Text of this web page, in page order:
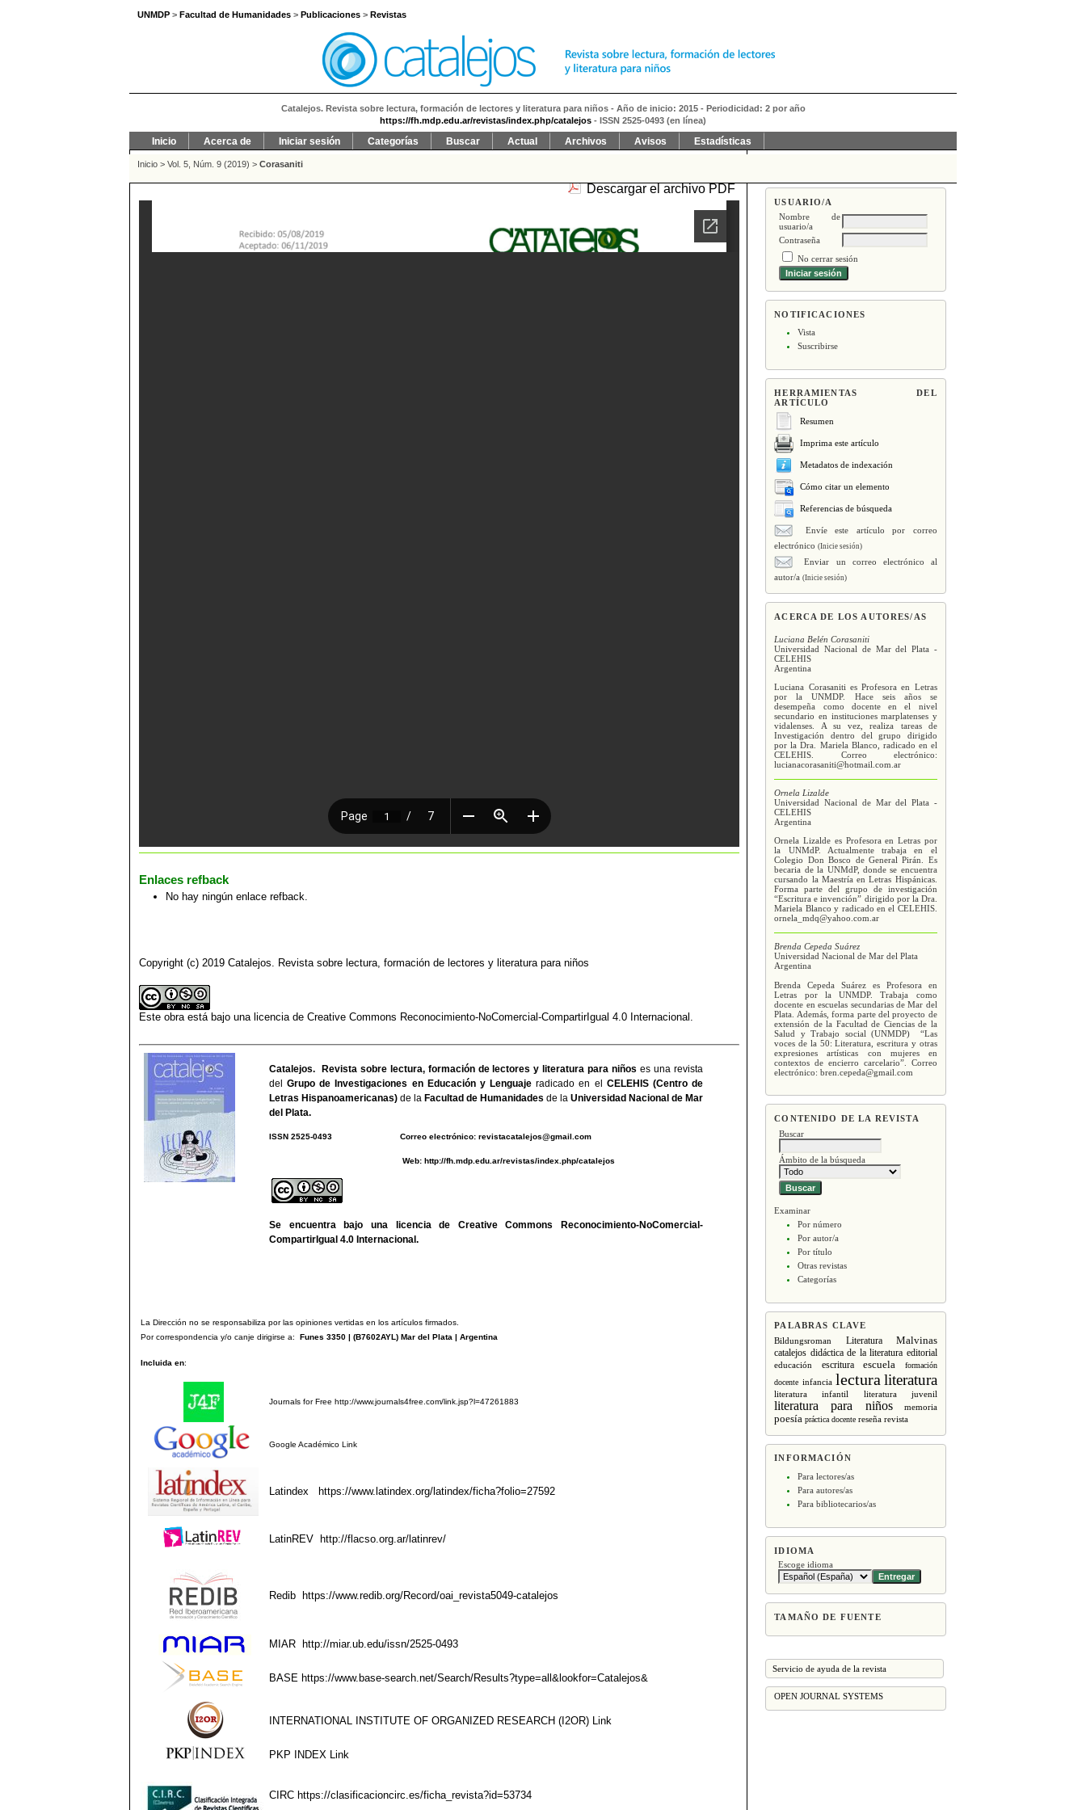
UNMDP > Facultad de Humanidades > Publicaciones > Revistas
Catalejos. Revista sobre lectura, formación de lectores y literatura para niños - Año de inicio: 2015 - Periodicidad: 2 por año
https://fh.mdp.edu.ar/revistas/index.php/catalejos - ISSN 2525-0493 (en línea)
USUARIO/A
Nombre de
usuario/a
Contraseña
No cerrar sesión
NOTIFICACIONES
Vista
Suscribirse
HERRAMIENTAS DEL
ARTÍCULO
Resumen
Imprima este artículo
Metadatos de indexación
Cómo citar un elemento
Referencias de búsqueda
Envíe este artículo por correo
electrónico(Inicie sesión)
Enviar un correo electrónico al
autor/a(Inicie sesión)
ACERCA DE LOS AUTORES/AS
Luciana Belén Corasaniti
Universidad Nacional de Mar del Plata -
CELEHIS
Argentina
Luciana Corasaniti es Profesora en Letras
por la UNMDP. Hace seis años se
desempeña como docente en el nivel
secundario en instituciones marplatenses y
vidalenses. A su vez, realiza tareas de
Investigación dentro del grupo dirigido
por la Dra. Mariela Blanco, radicado en el
CELEHIS. Correo electrónico:
lucianacorasaniti@hotmail.com.ar
Ornela Lizalde
Universidad Nacional de Mar del Plata -
CELEHIS
Argentina
Ornela Lizalde es Profesora en Letras por
la UNMdP. Actualmente trabaja en el
Colegio Don Bosco de General Pirán. Es
becaria de la UNMdP, donde se encuentra
cursando la Maestría en Letras Hispánicas.
Forma parte del grupo de investigación
“Escritura e invención” dirigido por la Dra.
Mariela Blanco y radicado en el CELEHIS.
ornela_mdq@yahoo.com.ar
Brenda Cepeda Suárez
Universidad Nacional de Mar del Plata
Argentina
Brenda Cepeda Suárez es Profesora en
Letras por la UNMDP. Trabaja como
docente en escuelas secundarias de Mar del
Plata. Además, forma parte del proyecto de
extensión de la Facultad de Ciencias de la
Salud y Trabajo social (UNMDP) “Las
voces de la 50: Literatura, escritura y otras
expresiones artísticas con mujeres en
contextos de encierro carcelario”. Correo
electrónico: bren.cepeda@gmail.com
CONTENIDO DE LA REVISTA
Buscar
Ámbito de la búsqueda
Examinar
Por número
Por autor/a
Por título
Otras revistas
Categorías
PALABRAS CLAVE
Bildungsroman Literatura Malvinas
catalejos didáctica de la literatura editorial
educación escritura escuela
formación
docente infancia lectura literatura
literatura infantil literatura juvenil
literatura para niños memoria
poesía práctica docente reseña revista
INFORMACIÓN
Para lectores/as
Para autores/as
Para bibliotecarios/as
IDIOMA
Escoge idioma
TAMAÑO DE FUENTE
Servicio de ayuda de la revista
OPEN JOURNAL SYSTEMS
Inicio Acerca de Iniciar sesión Categorías Buscar Actual Archivos Avisos Estadísticas
Inicio > Vol. 5, Núm. 9 (2019) > Corasaniti
Descargar el archivo PDF
Enlaces refback
No hay ningún enlace refback.
Copyright (c) 2019 Catalejos. Revista sobre lectura, formación de lectores y literatura para niños
Este obra está bajo una licencia de Creative Commons Reconocimiento-NoComercial-CompartirIgual 4.0 Internacional
Catalejos. Revista sobre lectura, formación de lectores y literatura para niños es una revista
del Grupo de Investigaciones en Educación y Lenguaje radicado en el CELEHIS (Centro de
Letras Hispanoamericanas) de la Facultad de Humanidades de la Universidad Nacional de Mar
del Plata.
ISSN 2525-0493 Correo electrónico: revistacatalejos@gmail.com
Web: http://fh.mdp.edu.ar/revistas/index.php/catalejos
Se encuentra bajo una licencia de Creative Commons Reconocimiento-NoComercial-
CompartirIgual 4.0 Internacional.
La Dirección no se responsabiliza por las opiniones vertidas en los artículos firmados.
Por correspondencia y/o canje dirigirse a: Funes 3350 | (B7602AYL) Mar del Plata | Argentina
Incluida en:
Journals for Free http://www.journals4free.com/link.jsp?l=47261883
Google Académico Link
Latindex https://www.latindex.org/latindex/ficha?folio=27592
LatinREV http://flacso.org.ar/latinrev/
Redib https://www.redib.org/Record/oai_revista5049-catalejos
MIAR http://miar.ub.edu/issn/2525-0493
BASE https://www.base-search.net/Search/Results?type=all&lookfor=Catalejos&
INTERNATIONAL INSTITUTE OF ORGANIZED RESEARCH (I2OR) Link
PKP INDEX Link
CIRC https://clasificacioncirc.es/ficha_revista?id=53734